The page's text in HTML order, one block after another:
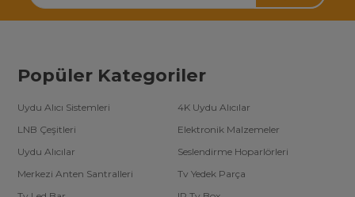
Popüler Kategoriler
Uydu Alıcı Sistemleri
4K Uydu Alıcılar
LNB Çeşitleri
Elektronik Malzemeler
Uydu Alıcılar
Seslendirme Hoparlörleri
Merkezi Anten Santralleri
Tv Yedek Parça